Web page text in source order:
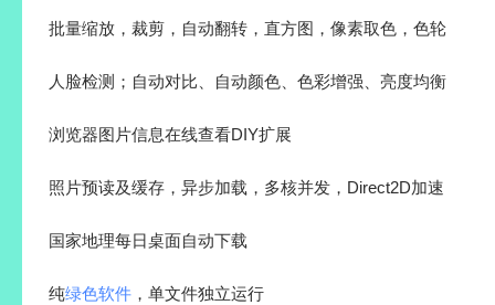
批量缩放，裁剪，自动翻转，直方图，像素取色，色轮
人脸检测；自动对比、自动颜色、色彩增强、亮度均衡
浏览器图片信息在线查看DIY扩展
照片预读及缓存，异步加载，多核并发，Direct2D加速
国家地理每日桌面自动下载
纯绿色软件 ，单文件独立运行